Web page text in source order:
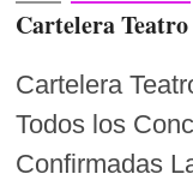
Cartelera
Cartelera
Todos los
Confirmadas